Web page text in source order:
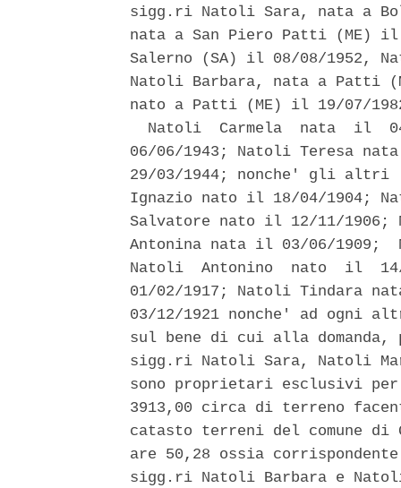
sigg.ri Natoli Sara, nata a
nata a San Piero Patti (ME)
Salerno (SA) il 08/08/1952,
Natoli Barbara, nata a Patti
nato a Patti (ME) il 19/07/
Natoli  Carmela  nata  il
06/06/1943; Natoli Teresa
29/03/1944; nonche' gli
Ignazio nato il 18/04/1904;
Salvatore nato il 12/11/
Antonina nata il 03/06/1909;
Natoli  Antonino  nato  il
01/02/1917; Natoli Tindara
03/12/1921 nonche' ad ogni
sul bene di cui alla
sigg.ri Natoli Sara, Natoli
sono proprietari esclusivi per
3913,00 circa di terreno
catasto terreni del comune di
are 50,28 ossia
sigg.ri Natoli Barbara e